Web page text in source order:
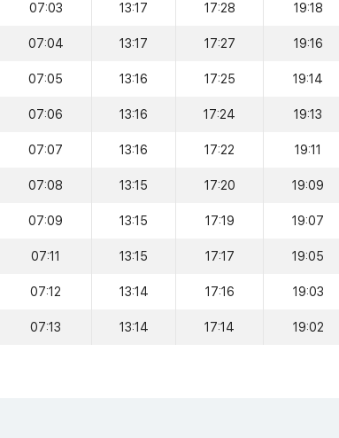
07:03 13:17 17:28 19:18
07:04 13:17 17:27 19:16
07:05 13:16 17:25 19:14
07:06 13:16 17:24 19:13
07:07 13:16 17:22 19:11
07:08 13:15 17:20 19:09
07:09 13:15 17:19 19:07
07:11 13:15 17:17 19:05
07:12 13:14 17:16 19:03
07:13 13:14 17:14 19:02